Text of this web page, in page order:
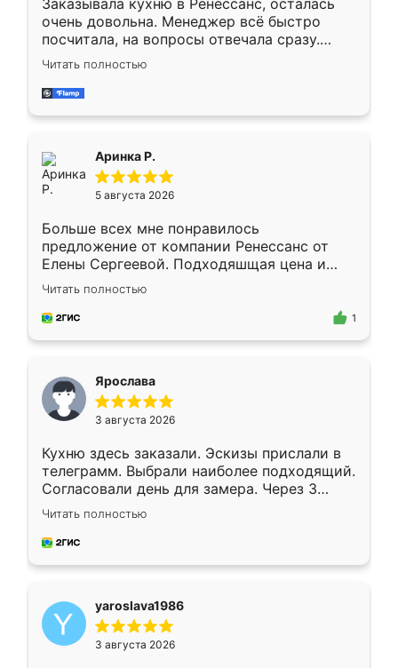
Заказывала кухню в Ренессанс, осталась
очень довольна. Менеджер всё быстро
посчитала, на вопросы отвечала сразу.
Замерщик приехал в субботу, подошёл к
делу со всей ответственностью. Собрали
за день, ребята работали аккуратно, даже
Читать полностью
Аринка Р.
5 августа 2026
Больше всех мне понравилось
предложение от компании Ренессанс от
Елены Сергеевой. Подходяшщая цена и
короткие сроки изготовления. Приехавший
для замера сотрудник Владислав
предложил по моему эскизу самый
Читать полностью
1
Ярослава
3 августа 2026
Кухню здесь заказали. Эскизы прислали в
телеграмм. Выбрали наиболее подходящий.
Согласовали день для замера. Через 3
недели кухня была уже готова. Остались
довольны работой. Спасибо Ренессанс
мебель за качественную работу!
Читать полностью
yaroslava1986
3 августа 2026